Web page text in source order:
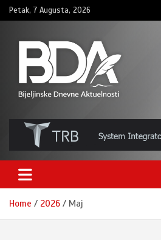
Skip
to
Petak, 7 Augusta, 2026
BNDAN.com
Home 2026 Maj